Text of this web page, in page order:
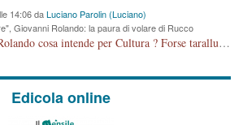
14:06 daLuciano Parolin (Luciano)
Giovanni Rolando: la paura di volare di Rucco
Vorrei sapere dal C.C. Rolando cosa intende per Cultura ? Forse tarallucci, vino e sagre, o spaghetti tricolori del PD ? Il continuo (s)parlare della mostra a Palazzo Chiericati caro consigliere DANNEGGIA FORTEMENTE l'immagine della città TUTTA e fa deviare i consensi che in RUSSIA (badi bene ex U.R.S.S.) sono ECCELLENTI. A livello artistico l'evento è di alta Valenza culturale, COMPITO di Tutta la Cittadinanza fare il possibile per propagandare l'iniziativa senza farne UN CASO PARTITICO come fa Lei da sempre. Meno Gazebo + Partecipazione! E così sia. Amen.
Edicola online